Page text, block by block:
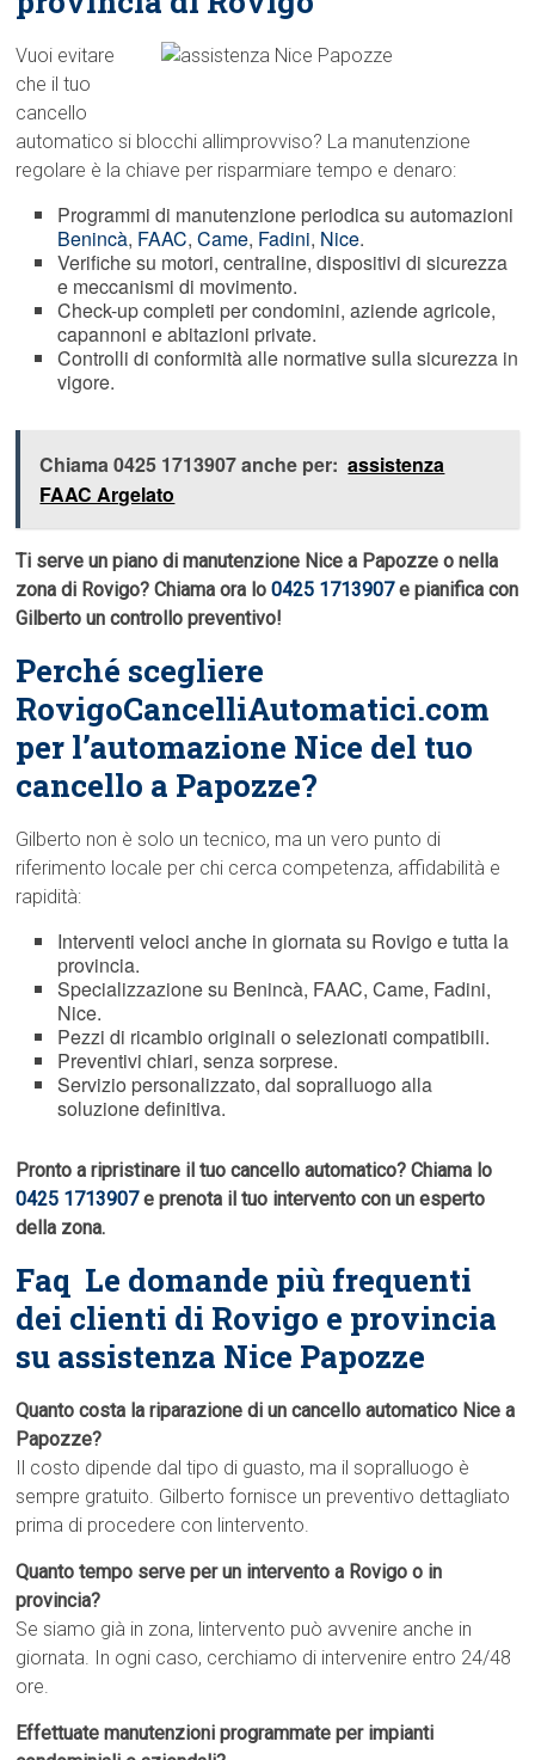
Vuoi evitare
che il tuo
cancello
automatico si blocchi allimprovviso? La manutenzione
regolare è la chiave per risparmiare tempo e denaro:
Programmi di manutenzione periodica su automazioni
Benincà, FAAC,Came, Fadini, Nice.
Verifiche su motori, centraline, dispositivi di sicurezza
e meccanismi di movimento.
Check-up completi per condomini, aziende agricole,
capannoni e abitazioni private.
Controlli di conformità alle normative sulla sicurezza in
vigore.
Chiama 0425 1713907 anche per: assistenza
FAAC Argelato
Ti serve un piano di manutenzione Nice a Papozze o nella
zona di Rovigo? Chiama ora lo0425 1713907e pianifica con
Gilberto un controllo preventivo!
Perché scegliere
RovigoCancelliAutomatici.com
per l’automazione Nice del tuo
cancello a Papozze?
Gilberto non è solo un tecnico, ma un vero punto di
riferimento locale per chi cerca competenza, affidabilità e
rapidità:
Interventi veloci anche in giornata su Rovigo e tutta la
provincia.
Specializzazione su Benincà, FAAC, Came, Fadini,
Nice.
Pezzi di ricambio originali o selezionati compatibili.
Preventivi chiari, senza sorprese.
Servizio personalizzato, dal sopralluogo alla
soluzione definitiva.
Pronto a ripristinare il tuo cancello automatico? Chiama lo
0425 1713907e prenota il tuo intervento con un esperto
della zona.
Faq  Le domande più frequenti
dei clienti di Rovigo e provincia
su assistenza Nice Papozze
Quanto costa la riparazione di un cancello automatico Nice a
Papozze?
Il costo dipende dal tipo di guasto, ma il sopralluogo è
sempre gratuito. Gilberto fornisce un preventivo dettagliato
prima di procedere con lintervento.
Quanto tempo serve per un intervento a Rovigo o in
provincia?
Se siamo già in zona, lintervento può avvenire anche in
giornata. In ogni caso, cerchiamo di intervenire entro 24/48
ore.
Effettuate manutenzioni programmate per impianti